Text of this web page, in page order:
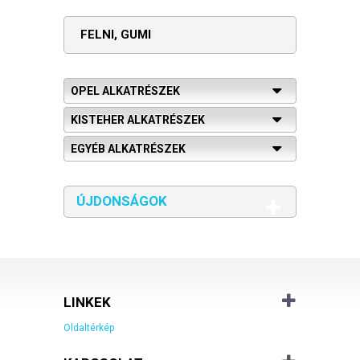
FELNI, GUMI
OPEL ALKATRÉSZEK
KISTEHER ALKATRÉSZEK
EGYÉB ALKATRÉSZEK
ÚJDONSÁGOK
LINKEK
Oldaltérkép